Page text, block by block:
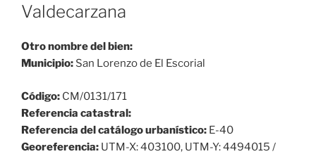
Valdecarzana
Otro nombre del bien:
Municipio: San Lorenzo de El Escorial
Código: CM/0131/171
Referencia catastral:
Referencia del catálogo urbanístico: E-40
Georeferencia: UTM-X: 403100, UTM-Y: 4494015 /